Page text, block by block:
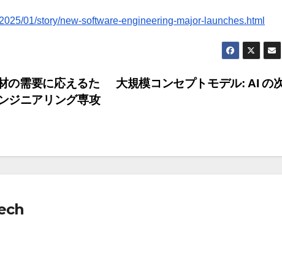
01/story/new-software-engineering-major-launches.html
大規模コンセプトモデル: AI の
の需要に応えるた
ジニアリング専攻